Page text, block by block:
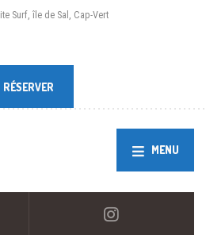
Surf, île de Sal, Cap-Vert
RÉSERVER
MENU